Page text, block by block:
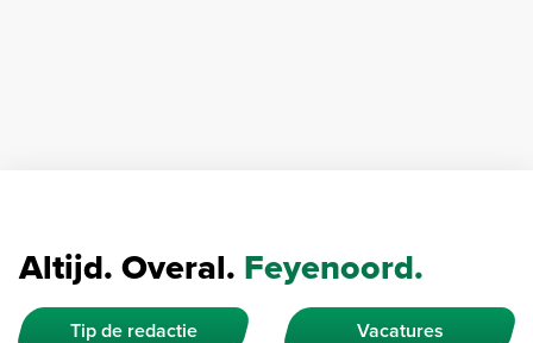
Altijd. Overal. Feyenoord.
Tip de redactie Vacatures